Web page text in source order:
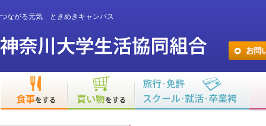
つながる元気 ときめきキャンパス